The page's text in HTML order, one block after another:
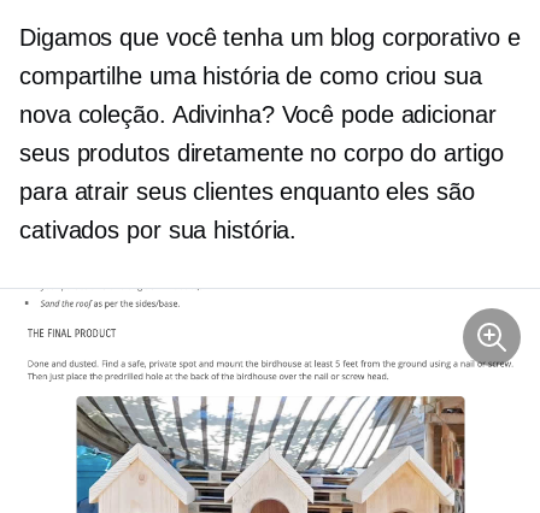
Digamos que você tenha um blog corporativo e
compartilhe uma história de como criou sua
nova coleção. Adivinha? Você pode adicionar
seus produtos diretamente no corpo do artigo
para atrair seus clientes enquanto eles são
cativados por sua história.